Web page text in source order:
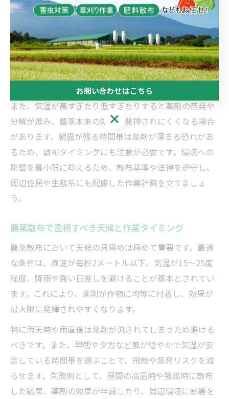
農薬散布を行う際には、気象条件と周辺環境への配慮が
欠かせません。具体的には、風速・気温・湿度・降雨の
有無などが作業可否や効果に大きく影響します。例え
ば、風が強いと薬剤が飛散しやすく、近隣や非対象作物
へのドリフト（飛散）による被害やトラブルの原因とな
また、気温が高すぎたり低すぎたりすると薬剤の蒸発や
分解が進み、農薬本来の効果が発揮されにくくなる場合
があります。朝露が残る時間帯は薬剤が薄まる恐れがあ
るため、散布タイミングにも注意が必要です。環境への
影響を最小限に抑えるため、散布基準や法律を遵守し、
周辺住民や生態系にも配慮した作業計画を立てましょ
う。
農薬散布で重視すべき天候と作業タイミング
農薬散布において天候の見極めは極めて重要です。最適
な条件は、風速が毎秒2メートル以下、気温が15～25度
程度、降雨や強い日差しを避けることが基本とされてい
ます。これにより、薬剤が作物に均等に付着し、効果が
最大限に発揮されやすくなります。
特に雨天時や雨直後は薬剤が流されてしまうため避ける
べきです。また、早朝や夕方など風が穏やかで気温が安
定している時間帯を選ぶことで、飛散や蒸発リスクを減
らせます。失敗例として、昼間の高温時や強風時に散布
した結果、薬剤の効果が半減したり、周辺環境に影響を
お問い合わせはこちら
お問い合わせはこちら